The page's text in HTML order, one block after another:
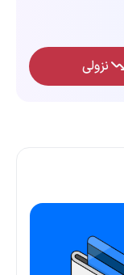
نزولی